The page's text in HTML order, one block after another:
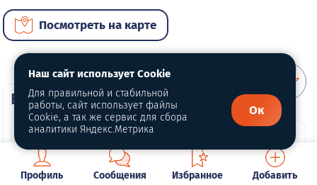
Посмотреть на карте
ВИП услуги
Профиль Сообщения Избранное Добавить
Наш сайт использует Cookie
Для правильной и стабильной
работы, сайт использует файлы
Cookie, а так же сервис для сбора
аналитики Яндекс.Метрика
Ок